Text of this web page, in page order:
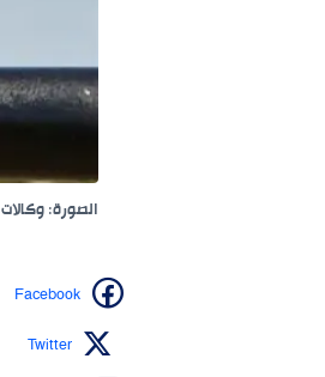
الصورة: وكالات
Facebook
Twitter